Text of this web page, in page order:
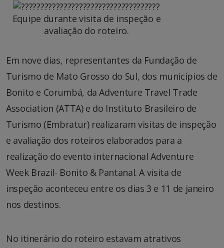
Equipe durante visita de inspeção e
avaliação do roteiro.
Em nove dias, representantes da Fundação de
Turismo de Mato Grosso do Sul, dos municípios de
Bonito e Corumbá, da Adventure Travel Trade
Association (ATTA) e do Instituto Brasileiro de
Turismo (Embratur) realizaram visitas de inspeção
e avaliação dos roteiros elaborados para a
realização do evento internacional Adventure
Week Brazil- Bonito & Pantanal. A visita de
inspeção aconteceu entre os dias 3 e 11 de janeiro
nos destinos.
No itinerário do roteiro estavam atrativos